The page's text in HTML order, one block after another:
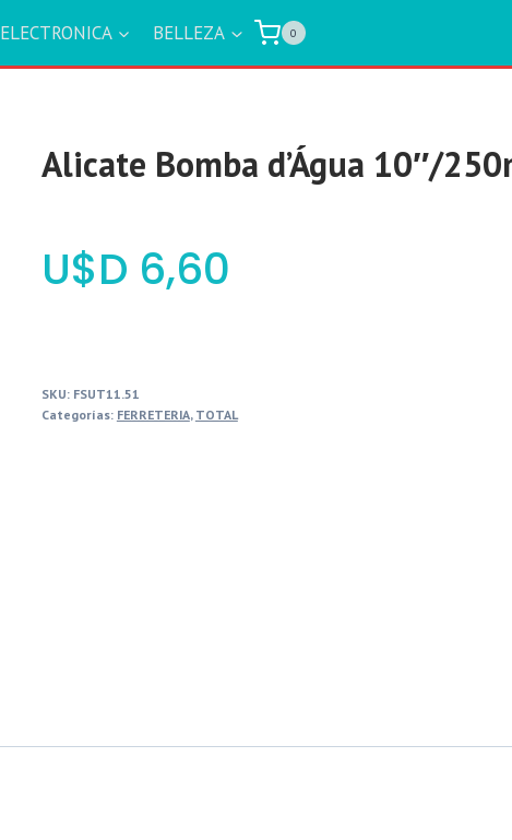
ELECTRONICA BELLEZA 0
Alicate Bomba d’Água 10″/
$ 6,60
SKU: FSUT11.51
Categorías: FERRETERIA, TOTAL